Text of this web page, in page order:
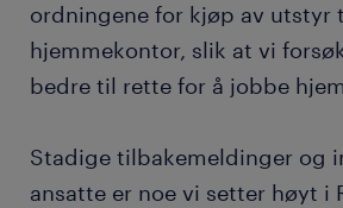
ordningene for kjøp av utstyr
hjemmekontor, slik at vi
bedre til rette for å jobbe
Stadige tilbakemeldinger og
ansatte er noe vi setter høyt i